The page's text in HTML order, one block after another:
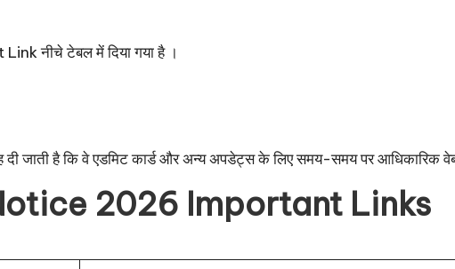
नीचे टेबल में दिया गया है ।
दी जाती है कि वे एडमिट कार्ड और अन्य अपडेट्स के लिए समय-समय पर आधिकारिक
2026 Important Links